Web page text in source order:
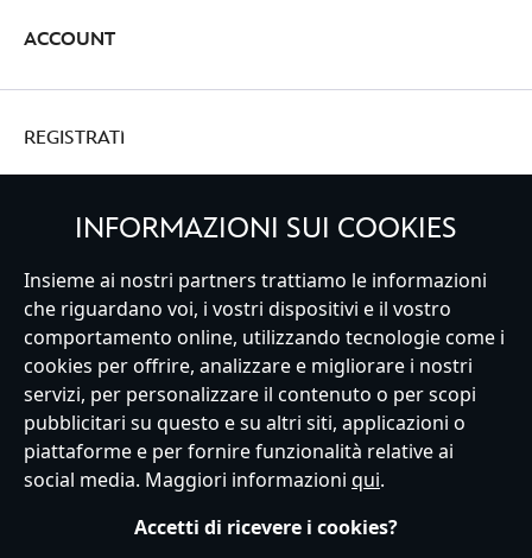
ACCOUNT
REGISTRATI
Italy
Servizio Clienti Termini d'Uso Trova Negozio
Mappa del Sito
Normativa Europea sul trattamento dei dati personali
Informativa sulla privacy
Politica dei Cookie
Informativa sulla privacy UE
Termini e Condizioni generali
Gestisci le impostazioni dei Cookies
s172 Statements
INFORMAZIONI SUI COOKIES
Insieme ai nostri partners trattiamo le informazioni
che riguardano voi, i vostri dispositivi e il vostro
comportamento online, utilizzando tecnologie come i
cookies per offrire, analizzare e migliorare i nostri
servizi, per personalizzare il contenuto o per scopi
pubblicitari su questo e su altri siti, applicazioni o
piattaforme e per fornire funzionalità relative ai
social media. Maggiori informazioni qui.
Accetti di ricevere i cookies?